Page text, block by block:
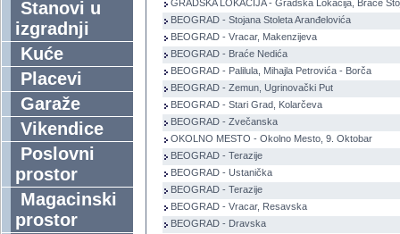
Stanovi u
izgradnji
Kuće
Placevi
Garaže
Vikendice
Poslovni
prostor
Magacinski
prostor
GRADSKA LOKACIJA - Gradska Lokacija, Braće
BEOGRAD - Stojana Stoleta Aranđelovića
BEOGRAD - Vracar, Makenzijeva
BEOGRAD - Braće Nedića
BEOGRAD - Palilula, Mihajla Petrovića - Borča
BEOGRAD - Zemun, Ugrinovački Put
BEOGRAD - Stari Grad, Kolarčeva
BEOGRAD - Zvečanska
OKOLNO MESTO - Okolno Mesto, 9. Oktobar
BEOGRAD - Terazije
BEOGRAD - Ustanička
BEOGRAD - Terazije
BEOGRAD - Vracar, Resavska
BEOGRAD - Dravska